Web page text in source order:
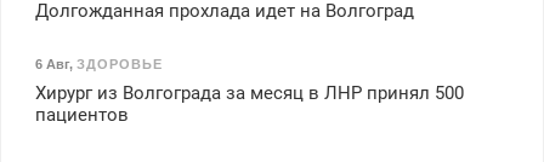
Долгожданная прохлада идет на Волгоград
6 Авг, ЗДОРОВЬЕ
Хирург из Волгограда за месяц в ЛНР принял 500
пациентов